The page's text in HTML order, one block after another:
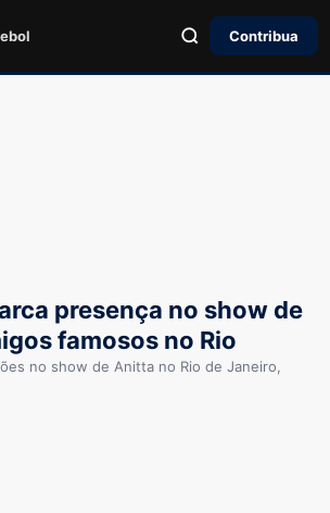
Contribua
presença no show de
famosos no Rio
no show de Anitta no Rio de Janeiro,